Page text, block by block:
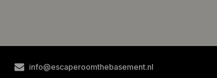
info@escaperoomthebasement.nl